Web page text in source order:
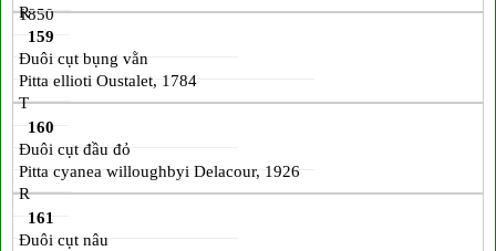
1850
R
159
Đuôi cụt bụng vằn
Pitta ellioti Oustalet, 1784
T
160
Đuôi cụt đầu đỏ
Pitta cyanea willoughbyi Delacour, 1926
R
161
Đuôi cụt nâu